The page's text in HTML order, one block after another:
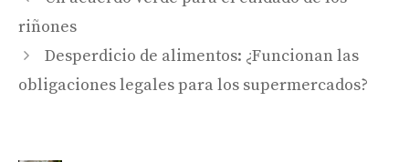
riñones
Desperdicio de alimentos: ¿Funcionan las
obligaciones legales para los supermercados?